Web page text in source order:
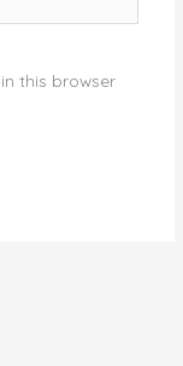
this browser